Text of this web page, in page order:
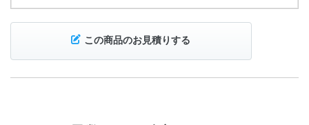
この商品のお見積りする